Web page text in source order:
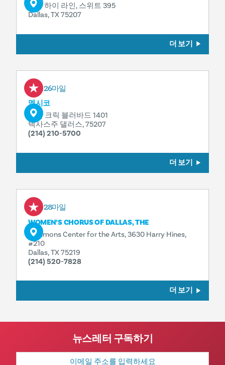
1617 하이 라인, 스위트 395
Dallas, TX 75207
더 보기
0.26마일
멕시코
터틀 크릭 블러바드 1401
텍사스주 댈러스, 75207
(214) 210-5700
더 보기
0.28마일
WOMEN’S CHORUS OF DALLAS, THE
Sammons Center for the Arts, 3630 Harry Hines,
#210
Dallas, TX 75219
(214) 520-7828
더 보기
뉴스레터 구독하기
이